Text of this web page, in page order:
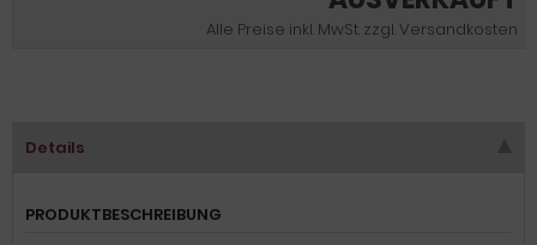
Alle Preise inkl. MwSt. zzgl. Versandkosten
Details
PRODUKTBESCHREIBUNG